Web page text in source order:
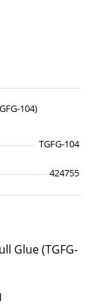
104)
TGFG-104
424755
Glue (TGFG-